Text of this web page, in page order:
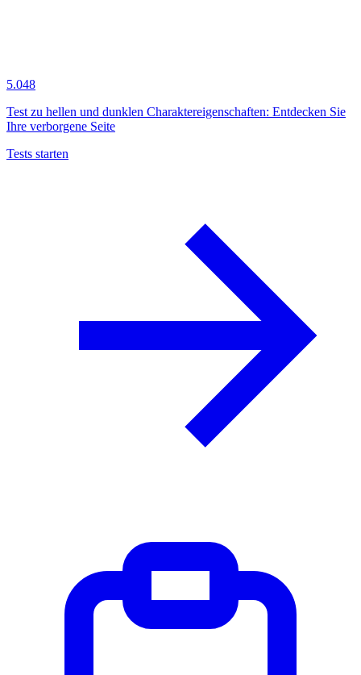
5.048
Test zu hellen und dunklen Charaktereigenschaften: Entdecken Sie
Ihre verborgene Seite
Tests starten